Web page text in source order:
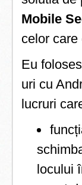
Mobile
celor
Eu
uri cu
lucruri
locului